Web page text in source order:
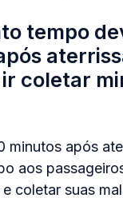
tempo
coletar
minutos após
aos
coletar suas